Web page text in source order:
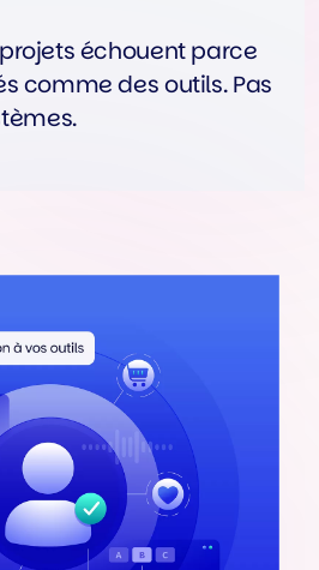
échouent parce
comme des outils. Pas